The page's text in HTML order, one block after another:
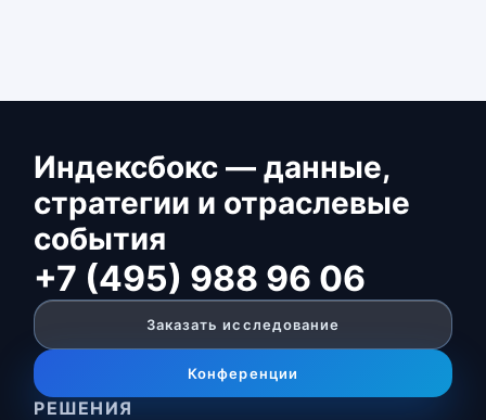
Индексбокс — данные,
стратегии и отраслевые
события
+7 (495) 988 96 06
Заказать исследование
Конференции
РЕШЕНИЯ